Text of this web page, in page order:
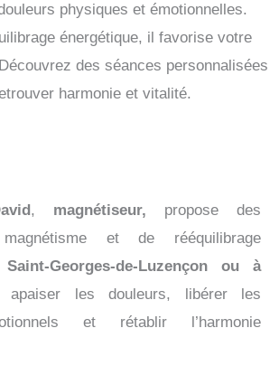
physiques et émotionnelles.
énergétique, il favorise votre
Découvrez des séances personnalisées
harmonie et vitalité.
, magnétiseur, propose des
et de rééquilibrage
Georges-de-Luzençon ou à
apaiser les douleurs, libérer les
et rétablir l’harmonie